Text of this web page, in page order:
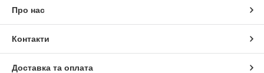
Про нас
Контакти
Доставка та оплата